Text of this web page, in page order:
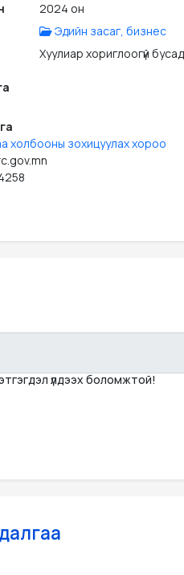
2024 он
Эдийн засаг, бизнес
Хуулиар хориглоогүй бусад
холбооны зохицуулах хороо
үлдээх боломжтой!